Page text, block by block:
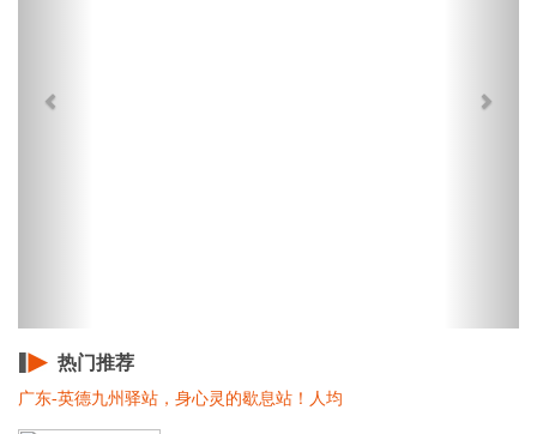
热门推荐
广东-英德九州驿站，身心灵的歇息站！人均